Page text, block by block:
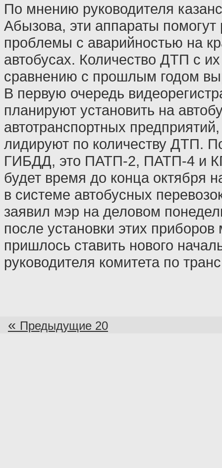
По мнению руководителя
Абызова, эти аппараты помогут
проблемы с аварийностью на
автобусах. Количество ДТП с
сравнению с прошлым годом
В первую очередь
планируют установить на
автотранспортных
лидируют по количеству ДТП.
ГИБДД, это ПАТП-2, ПАТП-4 и
будет время до конца октября
в системе автобусных
заявил мэр на деловом
после установки этих приборов
пришлось ставить нового
руководителя комитета по
« Предыдущие 20